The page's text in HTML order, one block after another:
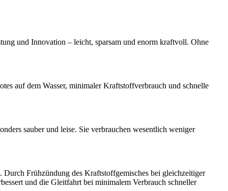
und Innovation – leicht, sparsam und enorm kraftvoll. Ohne
auf dem Wasser, minimaler Kraftstoffverbrauch und schnelle
sauber und leise. Sie verbrauchen wesentlich weniger
Frühzündung des Kraftstoffgemisches bei gleichzeitiger
und die Gleitfahrt bei minimalem Verbrauch schneller